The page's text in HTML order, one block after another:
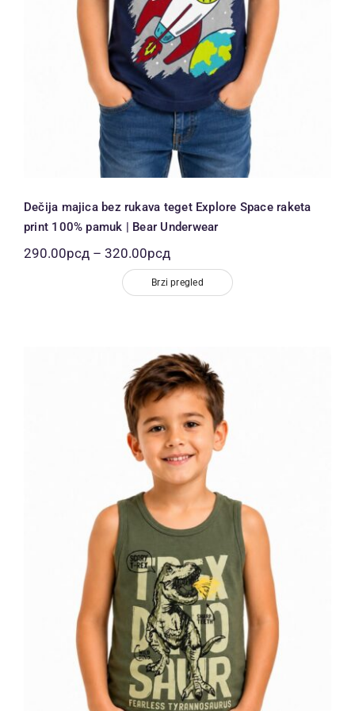
Dečija majica bez rukava teget Explore Space raketa
print 100% pamuk | Bear Underwear
290.00рсд – 320.00рсдРаспон
цена:
од
290.00рсд
Brzi pregled
Dečija majica bez rukava maslinasta
T-Rex dinosaurus print 100% pamuk |
Bear Underwear